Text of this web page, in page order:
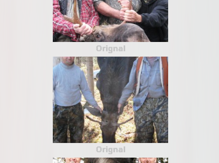
Orignal
Orignal